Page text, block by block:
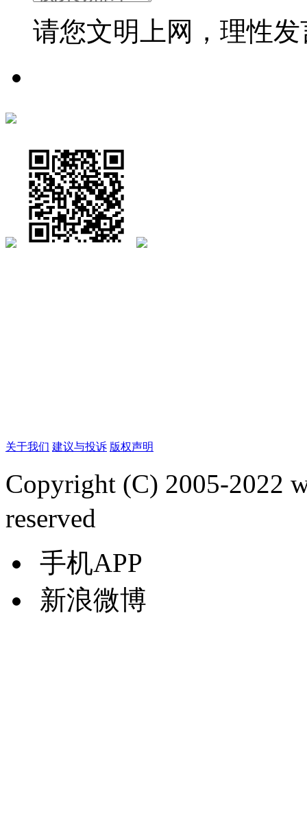
请您文明上网，理性
关于我们 建议与投诉 版权声明
Copyright (C) 2005-2022
reserved
手机APP
新浪微博